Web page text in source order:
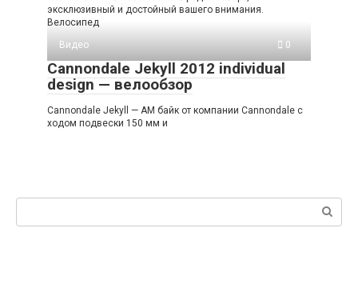
эксклюзивный и достойный вашего внимания.
Велосипед
Видео
0
Cannondale Jekyll 2012 individual
design — велообзор
Cannondale Jekyll — АМ байк от компании Cannondale с
ходом подвески 150 мм и